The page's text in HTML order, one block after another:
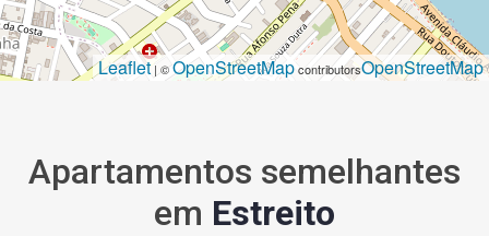
Leaflet| ©OpenStreetMapcontributorsOpenStreetMap
Apartamentos semelhantes
em Estreito